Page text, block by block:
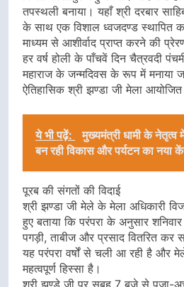
तपस्थली बनाया। यहाँ श्री दरबार
के साथ एक विशाल ध्वजदण्ड स्थापित
माध्यम से आशीर्वाद प्राप्त करने की
हर वर्ष होली के पाँचवें दिन चैत्रवदी
महाराज के जन्मदिवस के रूप में मनाया
ऐतिहासिक श्री झण्डा जी मेला आयोजित
ये भी पढ़ें:
मुख्यमंत्री धामी के नेतृत्व
बन रही विकास और पर्यटन का नया
पूरब की संगतों की विदाई
श्री झण्डा जी मेले के मेला अधिकारी
हुए बताया कि परंपरा के अनुसार
पगड़ी, ताबीज और प्रसाद वितरित कर
यह परंपरा वर्षों से चली आ रही है और
महत्वपूर्ण हिस्सा है।